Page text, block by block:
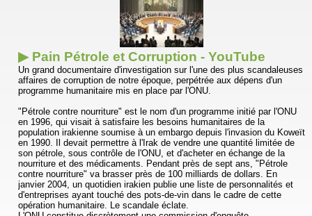
▶ Pain Pétrole et Corruption - YouTube
Un grand documentaire d'investigation sur l'une des plus scandaleuses
affaires de corruption de notre époque, perpétrée aux dépens d'un
programme humanitaire mis en place par l'ONU.
"Pétrole contre nourriture" est le nom d'un programme initié par l'ONU
en 1996, qui visait à satisfaire les besoins humanitaires de la
population irakienne soumise à un embargo depuis l'invasion du Koweït
en 1990. Il devait permettre à l'Irak de vendre une quantité limitée de
son pétrole, sous contrôle de l'ONU, et d'acheter en échange de la
nourriture et des médicaments. Pendant près de sept ans, "Pétrole
contre nourriture" va brasser près de 100 milliards de dollars. En
janvier 2004, un quotidien irakien publie une liste de personnalités et
d'entreprises ayant touché des pots-de-vin dans le cadre de cette
opération humanitaire. Le scandale éclate.